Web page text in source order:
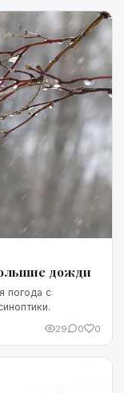
дожди
погода с
29 0 0